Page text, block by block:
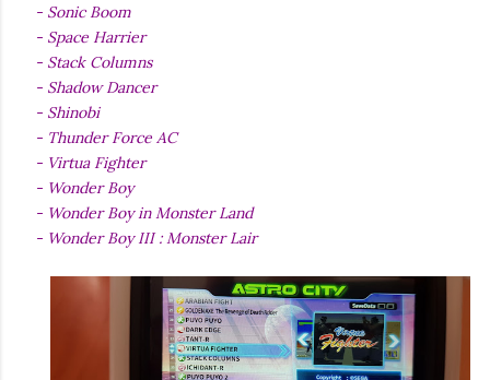
- Sonic Boom
- Space Harrier
- Stack Columns
- Shadow Dancer
- Shinobi
- Thunder Force AC
- Virtua Fighter
- Wonder Boy
- Wonder Boy in Monster Land
- Wonder Boy III : Monster Lair